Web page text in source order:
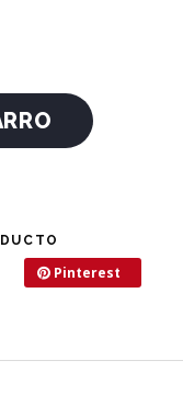
Pinterest